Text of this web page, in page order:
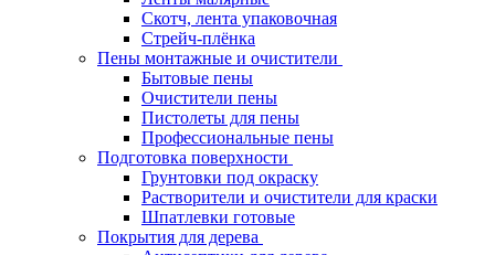
Скотч, лента упаковочная
Стрейч-плёнка
Пены монтажные и очистители
Бытовые пены
Очистители пены
Пистолеты для пены
Профессиональные пены
Подготовка поверхности
Грунтовки под окраску
Растворители и очистители для краски
Шпатлевки готовые
Покрытия для дерева